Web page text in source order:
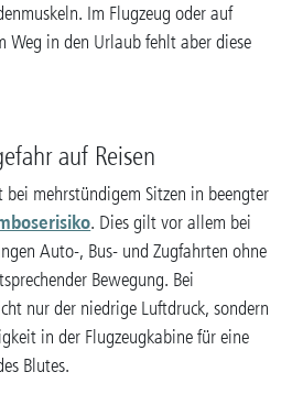
Im Flugzeug oder auf
Weg in den Urlaub fehlt aber diese
auf Reisen
bei mehrstündigem Sitzen in beengter
. Dies gilt vor allem bei
Auto-, Bus- und Zugfahrten ohne
Bewegung. Bei
nur der niedrige Luftdruck, sondern
in der Flugzeugkabine für eine
Blutes.